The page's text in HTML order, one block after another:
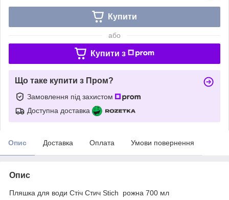
Купити
або
Купити з
Що таке купити з Пром?
Замовлення під захистом
Доступна доставка
Опис Доставка Оплата Умови повернення
Опис
Пляшка для води Стіч Стич Stich рожна 700 мл